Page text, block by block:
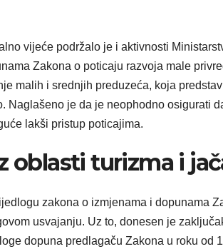
vijeće podržalo je i aktivnosti
Zakona o poticaju razvoja male
malih i srednjih preduzeća, koja
Naglašeno je da je neophodno osigurati
lakši pristup poticajima.
oblasti turizma i
zakona o izmjenama i dopunama
usvajanju. Uz to, donesen je
dopuna predlagaču Zakona u roku od